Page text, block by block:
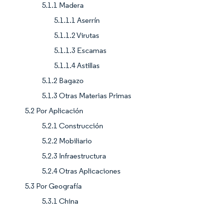
5.1.1 Madera
5.1.1.1 Aserrín
5.1.1.2 Virutas
5.1.1.3 Escamas
5.1.1.4 Astillas
5.1.2 Bagazo
5.1.3 Otras Materias Primas
5.2 Por Aplicación
5.2.1 Construcción
5.2.2 Mobiliario
5.2.3 Infraestructura
5.2.4 Otras Aplicaciones
5.3 Por Geografía
5.3.1 China